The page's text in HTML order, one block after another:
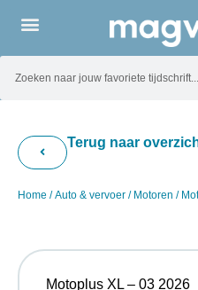
Terug naar
Home /Auto & vervoer / Motoren /
Motoplus XL – 03 2026